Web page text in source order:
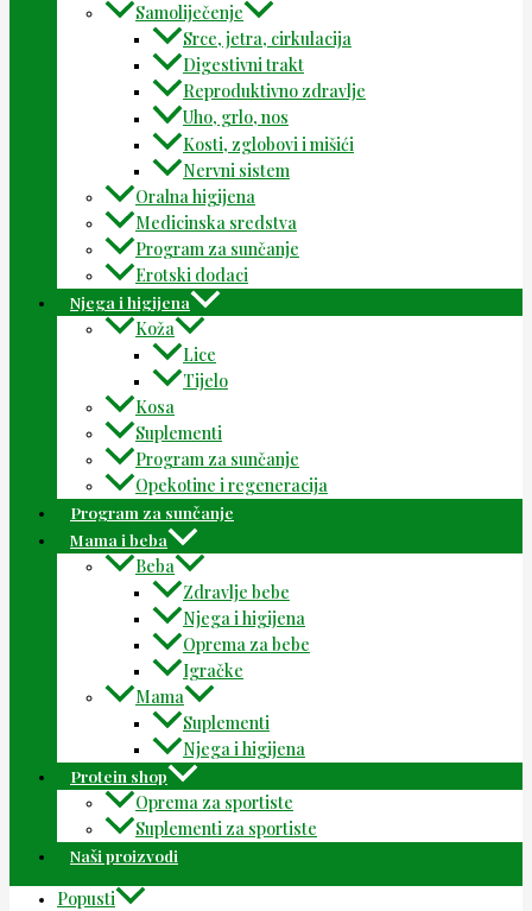
Samoliječenje
Srce, jetra, cirkulacija
Digestivni trakt
Reproduktivno zdravlje
Uho, grlo, nos
Kosti, zglobovi i mišići
Nervni sistem
Oralna higijena
Medicinska sredstva
Program za sunčanje
Erotski dodaci
Njega i higijena
Koža
Lice
Tijelo
Kosa
Suplementi
Program za sunčanje
Opekotine i regeneracija
Program za sunčanje
Mama i beba
Beba
Zdravlje bebe
Njega i higijena
Oprema za bebe
Igračke
Mama
Suplementi
Njega i higijena
Protein shop
Oprema za sportiste
Suplementi za sportiste
Naši proizvodi
Popusti